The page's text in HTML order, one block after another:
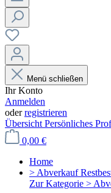
Menü schließen
Ihr Konto
Anmelden
oderregistrieren
Übersicht Persönliches
0,00 €
Home
> Abverkauf
Zur Kategorie >